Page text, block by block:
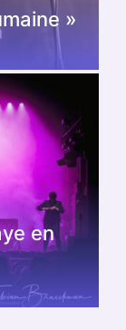
»
en